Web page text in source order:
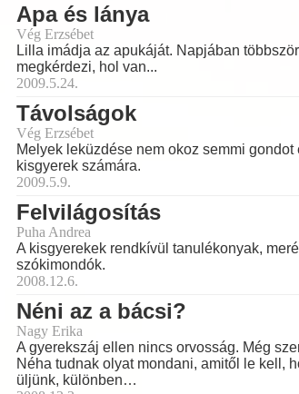
Apa és lánya
Vég Erzsébet
Lilla imádja az apukáját. Napjában
megkérdezi, hol van...
2009.5.24.
Távolságok
Vég Erzsébet
Melyek leküzdése nem okoz semmi gondot
kisgyerek számára.
2009.5.9.
Felvilágosítás
Puha Andrea
A kisgyerekek rendkívül tanulékonyak,
szókimondók.
2008.12.6.
Néni az a bácsi?
Nagy Erika
A gyerekszáj ellen nincs orvosság. Még
Néha tudnak olyat mondani, amitől le kell,
üljünk, különben…